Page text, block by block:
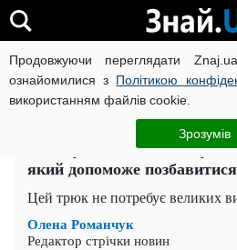
Продовжуючи переглядати
ознайомилися з Політикою
використанням файлів cookie.
Зрозумів
ВІЙНА РОСІЇ ПРОТИ УКРАЇНИ
Суспільство
Зникнуть всього за одну
який допоможе
Цей трюк не потребує великих
Олена Романчук
Редактор стрічки новин